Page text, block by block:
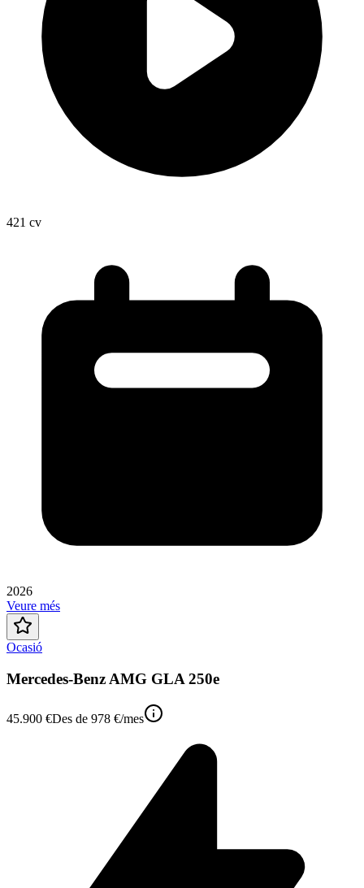
421 cv
2026
Veure més
Ocasió
Mercedes-Benz AMG GLA 250e
45.900 €Des de 978 €/mes